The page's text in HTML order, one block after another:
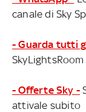
canale di Sky
- Guarda tutti
SkyLightsRoom
- Offerte Sky -
attivale subito